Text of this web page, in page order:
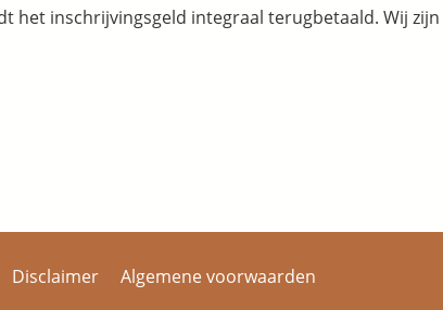
het inschrijvingsgeld integraal terugbetaald. Wij
Disclaimer Algemene voorwaarden